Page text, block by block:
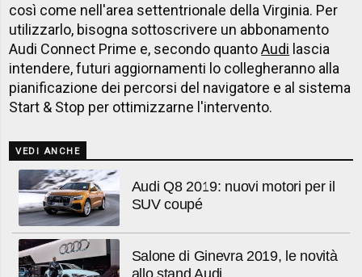
così come nell'area settentrionale della Virginia. Per
utilizzarlo, bisogna sottoscrivere un abbonamento
Audi Connect Prime e, secondo quantoAudi lascia
intendere, futuri aggiornamenti lo collegheranno alla
pianificazione dei percorsi del navigatore e al sistema
Start & Stop per ottimizzarne l'intervento.
VEDI ANCHE
Audi Q8 2019: nuovi motori per il
SUV coupé
Salone di Ginevra 2019, le novità
allo stand Audi